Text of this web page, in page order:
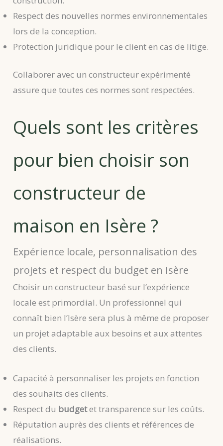
Respect des nouvelles normes environnementales
lors de la conception.
Protection juridique pour le client en cas de litige.
Collaborer avec un constructeur expérimenté
assure que toutes ces normes sont respectées.
Quels sont les critères
pour bien choisir son
constructeur de
maison en Isère ?
Expérience locale, personnalisation des
projets et respect du budget en Isère
Choisir un constructeur basé sur l’expérience
locale est primordial. Un professionnel qui
connaît bien l’Isère sera plus à même de proposer
un projet adaptable aux besoins et aux attentes
des clients.
Capacité à personnaliser les projets en fonction
des souhaits des clients.
Respect du budgetet transparence sur les coûts.
Réputation auprès des clients et références de
réalisations.